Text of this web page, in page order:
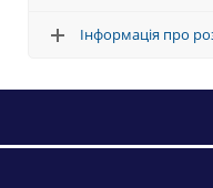
Інформація про